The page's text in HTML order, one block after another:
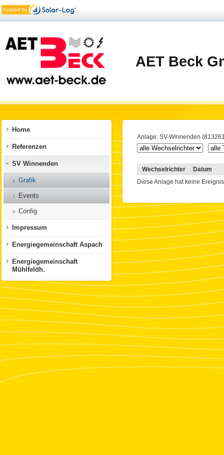
AET Beck
Home
Referenzen
SV Winnenden
Grafik
Events
Config
Impressum
Energiegemeinschaft Aspach
Energiegemeinschaft
Mühlfeldh.
Anlage: SV-Winnenden
Wechselrichter
Datum
Diese Anlage hat keine